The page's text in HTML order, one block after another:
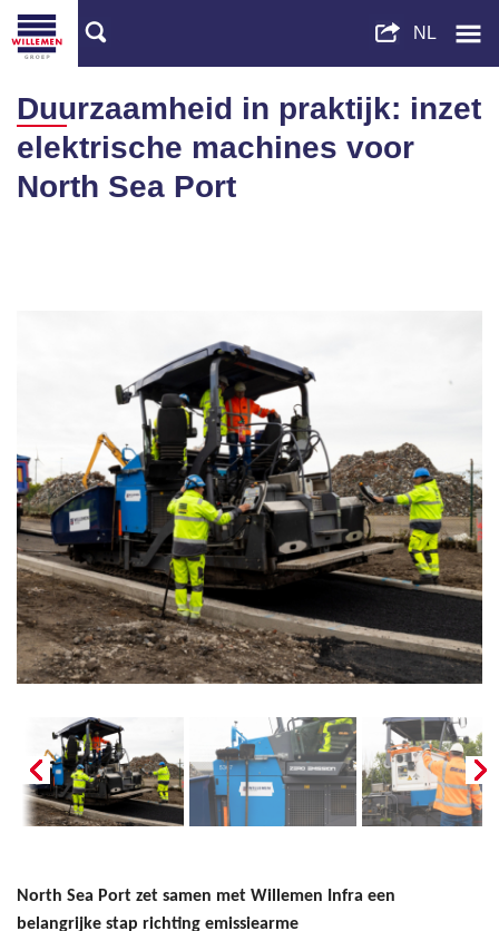
Duurzaamheid in praktijk: inzet
elektrische machines voor
North Sea Port
North Sea Port zet samen met Willemen Infra een
belangrijke stap richting emissiearme